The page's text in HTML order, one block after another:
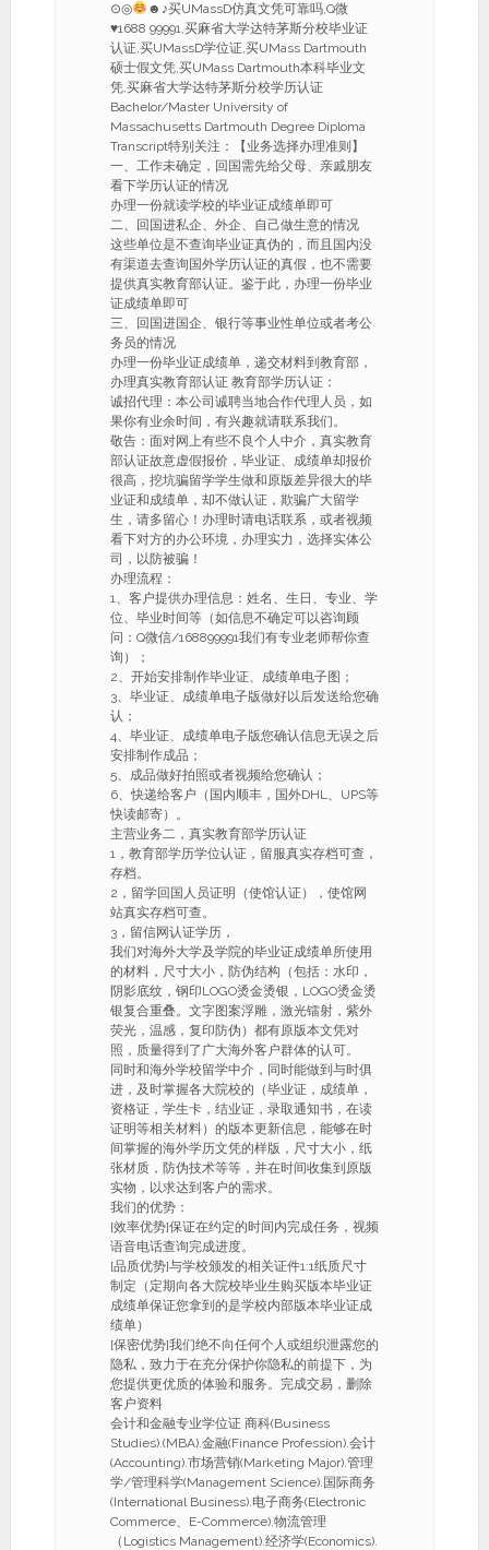
⊙◎
☻♪买UMassD仿真文凭可靠吗,Q微
♥1688 99991,买麻省大学达特茅斯分校毕业证
认证,买UMassD学位证,买UMass Dartmouth
硕士假文凭,买UMass Dartmouth本科毕业文
凭,买麻省大学达特茅斯分校学历认证
Bachelor/Master University of
Massachusetts Dartmouth Degree Diploma
Transcript特别关注：【业务选择办理准则】
一、工作未确定，回国需先给父母、亲戚朋友
看下学历认证的情况
办理一份就读学校的毕业证成绩单即可
二、回国进私企、外企、自己做生意的情况
这些单位是不查询毕业证真伪的，而且国内没
有渠道去查询国外学历认证的真假，也不需要
提供真实教育部认证。鉴于此，办理一份毕业
证成绩单即可
三、回国进国企、银行等事业性单位或者考公
务员的情况
办理一份毕业证成绩单，递交材料到教育部，
办理真实教育部认证 教育部学历认证：
诚招代理：本公司诚聘当地合作代理人员，如
果你有业余时间，有兴趣就请联系我们。
敬告：面对网上有些不良个人中介，真实教育
部认证故意虚假报价，毕业证、成绩单却报价
很高，挖坑骗留学学生做和原版差异很大的毕
业证和成绩单，却不做认证，欺骗广大留学
生，请多留心！办理时请电话联系，或者视频
看下对方的办公环境，办理实力，选择实体公
司，以防被骗！
办理流程：
1、客户提供办理信息：姓名、生日、专业、学
位、毕业时间等（如信息不确定可以咨询顾
问：Q微信/168899991我们有专业老师帮你查
询）；
2、开始安排制作毕业证、成绩单电子图；
3、毕业证、成绩单电子版做好以后发送给您确
认；
4、毕业证、成绩单电子版您确认信息无误之后
安排制作成品；
5、成品做好拍照或者视频给您确认；
6、快递给客户（国内顺丰，国外DHL、UPS等
快读邮寄）。
主营业务二，真实教育部学历认证
1，教育部学历学位认证，留服真实存档可查，
存档。
2，留学回国人员证明（使馆认证），使馆网
站真实存档可查。
3，留信网认证学历，
我们对海外大学及学院的毕业证成绩单所使用
的材料，尺寸大小，防伪结构（包括：水印，
阴影底纹，钢印LOGO烫金烫银，LOGO烫金烫
银复合重叠。文字图案浮雕，激光镭射，紫外
荧光，温感，复印防伪）都有原版本文凭对
照，质量得到了广大海外客户群体的认可。
同时和海外学校留学中介，同时能做到与时俱
进，及时掌握各大院校的（毕业证，成绩单，
资格证，学生卡，结业证，录取通知书，在读
证明等相关材料）的版本更新信息，能够在时
间掌握的海外学历文凭的样版，尺寸大小，纸
张材质，防伪技术等等，并在时间收集到原版
实物，以求达到客户的需求。
我们的优势：
[效率优势]保证在约定的时间内完成任务，视频
语音电话查询完成进度。
[品质优势]与学校颁发的相关证件1:1纸质尺寸
制定（定期向各大院校毕业生购买版本毕业证
成绩单保证您拿到的是学校内部版本毕业证成
绩单）
[保密优势]我们绝不向任何个人或组织泄露您的
隐私，致力于在充分保护你隐私的前提下，为
您提供更优质的体验和服务。完成交易，删除
客户资料
会计和金融专业学位证 商科(Business
Studies).(MBA).金融(Finance Profession).会计
(Accounting).市场营销(Marketing Major).管理
学/管理科学(Management Science).国际商务
(International Business).电子商务(Electronic
Commerce、E-Commerce).物流管理
（Logistics Management).经济学(Economics).